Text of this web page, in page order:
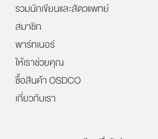
รวมนักเขียนและสัตวแพทย์
สมาชิก
พาร์ทเนอร์
ให้เราช่วยคุณ
ซื้อสินค้า OSDCO
เกี่ยวกับเรา